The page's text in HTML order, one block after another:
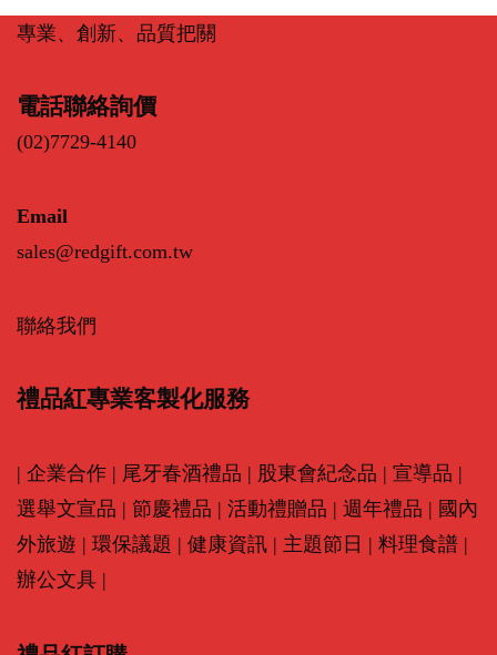
專業、創新、品質把關
電話聯絡詢價
(02)7729-4140
Email
sales@redgift.com.tw
聯絡我們
禮品紅專業客製化服務
| 企業合作 | 尾牙春酒禮品 | 股東會紀念品 | 宣導品 |
選舉文宣品 | 節慶禮品 | 活動禮贈品 | 週年禮品 | 國內
外旅遊 | 環保議題 | 健康資訊 | 主題節日 | 料理食譜 |
辦公文具 |